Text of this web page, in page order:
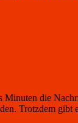
die
Trotzdem